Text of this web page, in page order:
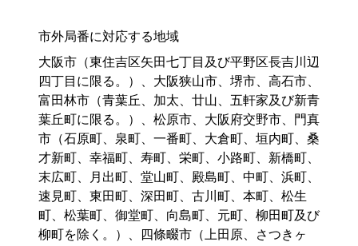
市外局番に対応する地域
大阪市（東住吉区矢田七丁目及び平野区長吉川辺
四丁目に限る。）、大阪狭山市、堺市、高石市、
富田林市（青葉丘、加太、廿山、五軒家及び新青
葉丘町に限る。）、松原市、大阪府交野市、門真
市（石原町、泉町、一番町、大倉町、垣内町、桑
才新町、幸福町、寿町、栄町、小路町、新橋町、
末広町、月出町、堂山町、殿島町、中町、浜町、
速見町、東田町、深田町、古川町、本町、松生
町、松葉町、御堂町、向島町、元町、柳田町及び
柳町を除く。）、四條畷市（上田原、さつきヶ